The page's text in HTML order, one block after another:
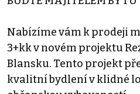
Nabízíme vám k prodeji
3+kk v novém projektu
Blansku. Tento projekt
kvalitní bydlení v klidné